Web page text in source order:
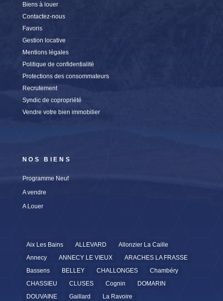
Biens à louer
Contactez-nous
Favoris
Gestion locative
Mentions légales
Politique de confidentialité
Protections des consommateurs
Recrutement
Syndic de copropriété
Vendre votre bien immobilier
NOS BIENS
Programme Neuf
A vendre
A Louer
Aix Les Bains ALLEVARD
Allonzier La Caille
Annecy
ANNECY LE VIEUX
ARACHES LA FRASSE
Bassens
BELLEY CHALLONGES
Chambéry
CHASSIEU
CLUSES Cognin
DOMARIN
DOUVAINE
Gaillard
La Ravoire